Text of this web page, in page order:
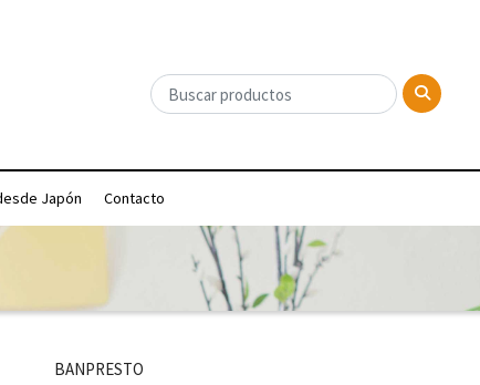
Japón Contacto
BANPRESTO